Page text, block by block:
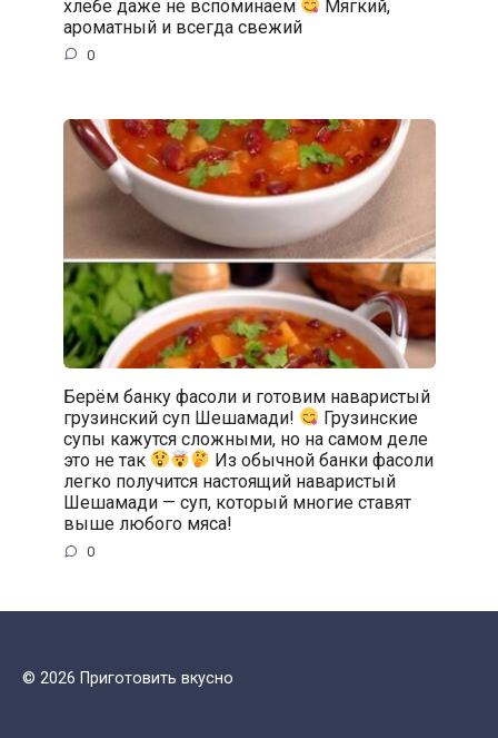
хлебе даже не вспоминаем
Мягкий,
ароматный и всегда свежий
0
Берём банку фасоли и готовим наваристый
грузинский суп Шешамади!
Грузинские
супы кажутся сложными, но на самом деле
это не так
Из обычной банки фасоли
легко получится настоящий наваристый
Шешамади — суп, который многие ставят
выше любого мяса!
0
© 2026 Приготовить вкусно